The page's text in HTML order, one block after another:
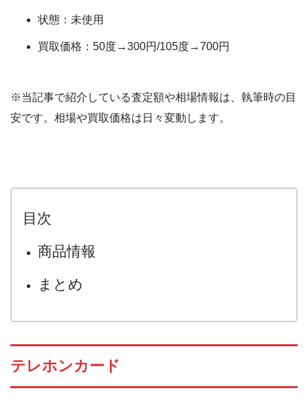
状態：未使用
買取価格：50度→300円/105度→700円
※当記事で紹介している査定額や相場情報は、執筆時の目
安です。相場や買取価格は日々変動します。
目次
商品情報
まとめ
テレホンカード